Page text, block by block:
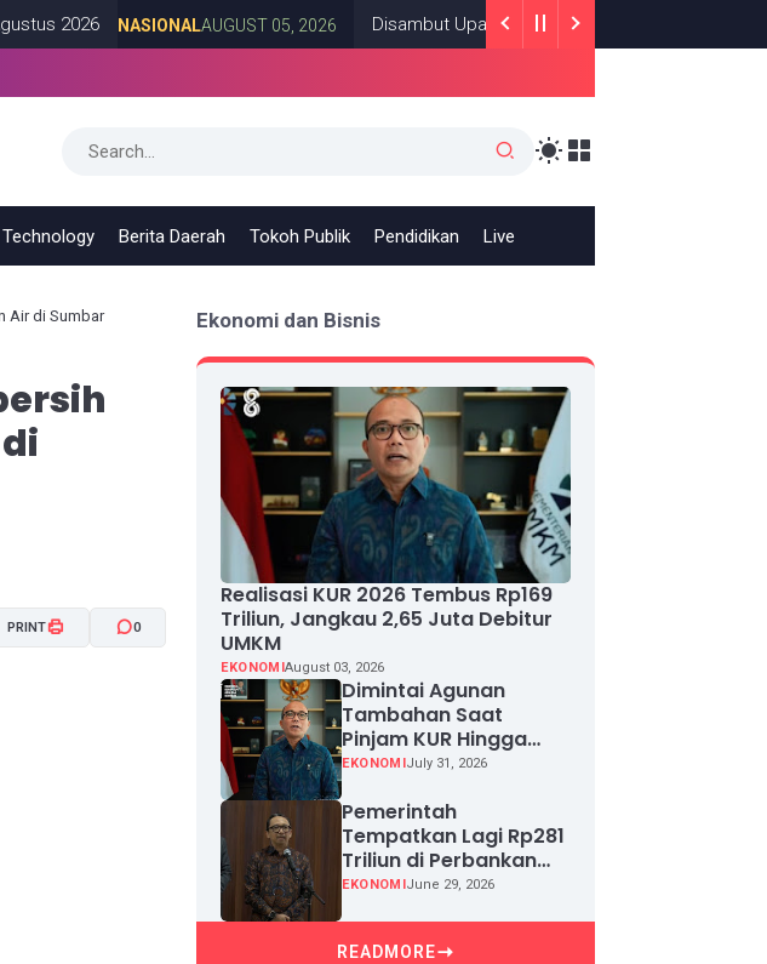
NASIONALAUGUST 05, 2026 Disambut Upacara Kenegaraan, Kunjungan PM Anutin
Technology Berita Daerah Tokoh Publik Pendidikan Live
Air di Sumbar
PRINT 0
Ekonomi dan Bisnis
Realisasi KUR 2026 Tembus Rp169
Triliun, Jangkau 2,65 Juta Debitur
UMKM
EKONOMIAugust 03, 2026
Dimintai Agunan
Tambahan Saat
Pinjam KUR Hingga
Rp100 Juta, Segera
EKONOMI July 31, 2026
Pemerintah
Tempatkan Lagi Rp281
Triliun di Perbankan
demi Jaga Likuiditas
EKONOMI June 29, 2026
READMORE